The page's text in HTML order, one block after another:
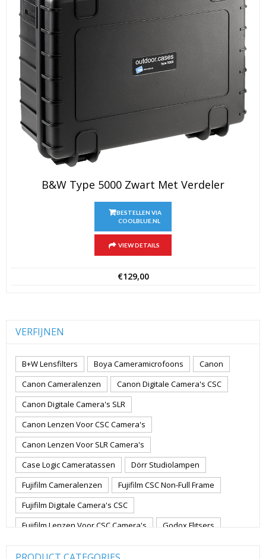
B&W Type 5000 Zwart Met Verdeler
BESTELLEN VIA
COOLBLUE.NL
VIEW DETAILS
€129,00
VERFIJNEN
B+W Lensfilters Boya Cameramicrofoons
Canon
Canon Cameralenzen
Canon Digitale Camera's CSC
Canon Digitale Camera's SLR
Canon Lenzen Voor CSC Camera's
Canon Lenzen Voor SLR Camera's
Case Logic Cameratassen
Dörr Studiolampen
Fujifilm Cameralenzen
Fujifilm CSC Non-Full Frame
Fujifilm Digitale Camera's CSC
Fujifilm Lenzen Voor CSC Camera's
Godox Flitsers